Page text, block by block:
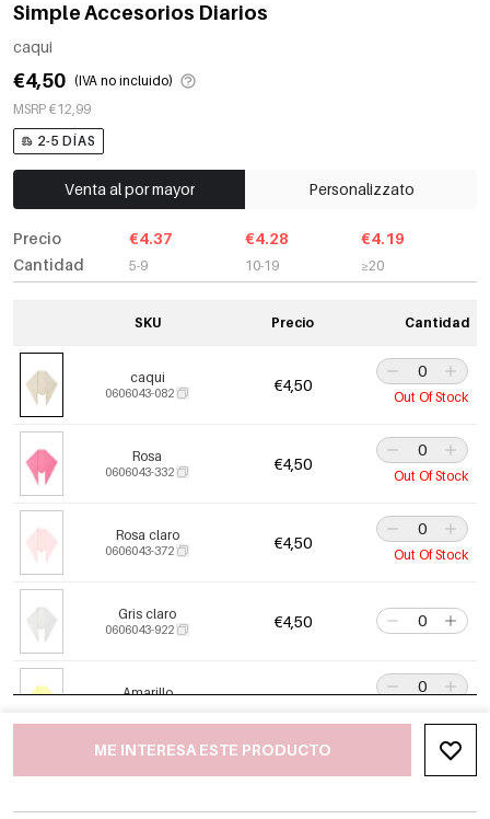
Simple Accesorios Diarios
caqui
€4,50 (IVA no incluido)
MSRP €12,99
2-5 DÍAS
Venta al por mayor Personalizzato
Precio
Cantidad
€4.37
5-9
€4.28
10-19
€4.19
≥20
SKU Precio Cantidad
caqui
0606043-082 €4,50
Out Of Stock
Rosa
0606043-332 €4,50
Out Of Stock
Rosa claro
0606043-372 €4,50
Out Of Stock
Gris claro
0606043-922 €4,50
Amarillo €4,50
€4,50
ME INTERESA ESTE PRODUCTO